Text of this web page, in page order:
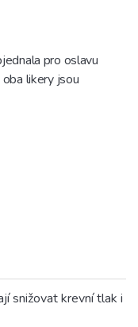
snižovat krevní tlak i
pro oslavu
oba likery jsou